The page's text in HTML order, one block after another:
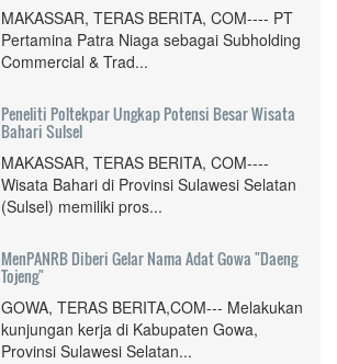
MAKASSAR, TERAS BERITA, COM---- PT
Pertamina Patra Niaga sebagai Subholding
Commercial & Trad...
Peneliti Poltekpar Ungkap Potensi Besar Wisata
Bahari Sulsel
MAKASSAR, TERAS BERITA, COM----
Wisata Bahari di Provinsi Sulawesi Selatan
(Sulsel) memiliki pros...
MenPANRB Diberi Gelar Nama Adat Gowa "Daeng
Tojeng"
GOWA, TERAS BERITA,COM--- Melakukan
kunjungan kerja di Kabupaten Gowa,
Provinsi Sulawesi Selatan...